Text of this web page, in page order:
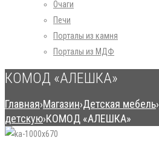
Очаги
Печи
Порталы из камня
Порталы из МДФ
КОМОД «АЛЕШКА»
Главная›Магазин›Детская мебель›
детскую›КОМОД «АЛЕШКА»